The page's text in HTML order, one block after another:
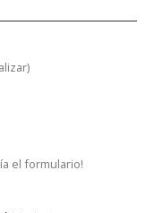
)
el formulario!